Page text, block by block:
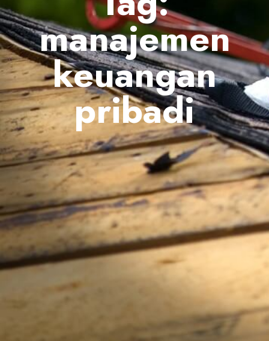
manajemen
keuangan
pribadi